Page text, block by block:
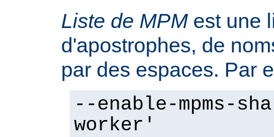
Liste de MPMest une
d'apostrophes, de
par des espaces. Par
--enable-mpms-
worker'